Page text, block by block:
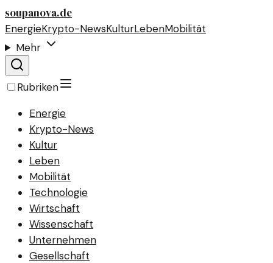
soupanova.de
EnergieKrypto-NewsKulturLebenMobilität
Mehr
Rubriken
Energie
Krypto-News
Kultur
Leben
Mobilität
Technologie
Wirtschaft
Wissenschaft
Unternehmen
Gesellschaft